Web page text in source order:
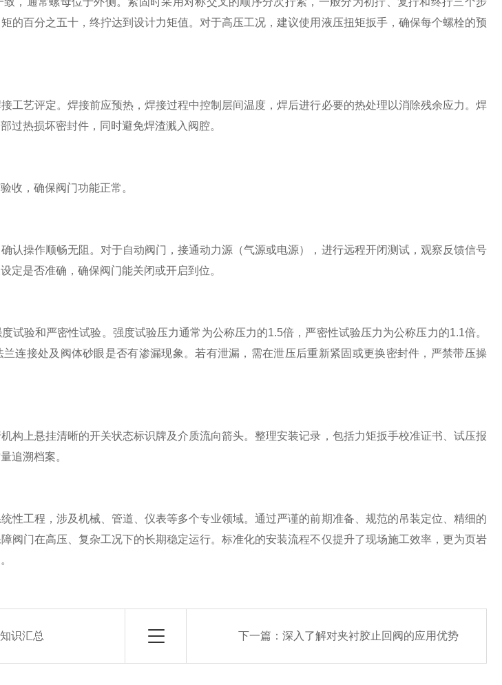
的百分之五十，终拧达到设计力矩值。对于高压工况，建议使用液压扭矩扳手，确保每个螺栓的预
艺评定。焊接前应预热，焊接过程中控制层间温度，焊后进行必要的热处理以消除残余应力。焊
过热损坏密封件，同时避免焊渣溅入阀腔。
，确保阀门功能正常。
操作顺畅无阻。对于自动阀门，接通动力源（气源或电源），进行远程开闭测试，观察反馈信号
定是否准确，确保阀门能关闭或开启到位。
验和严密性试验。强度试验压力通常为公称压力的1.5倍，严密性试验压力为公称压力的1.1倍。
连接处及阀体砂眼是否有渗漏现象。若有泄漏，需在泄压后重新紧固或更换密封件，严禁带压操
上悬挂清晰的开关状态标识牌及介质流向箭头。整理安装记录，包括力矩扳手校准证书、试压报
追溯档案。
工程，涉及机械、管道、仪表等多个专业领域。通过严谨的前期准备、规范的吊装定位、精细的
阀门在高压、复杂工况下的长期稳定运行。标准化的安装流程不仅提升了现场施工效率，更为页岩
识汇总 下一篇： 深入了解对夹衬胶止回阀的应用优势